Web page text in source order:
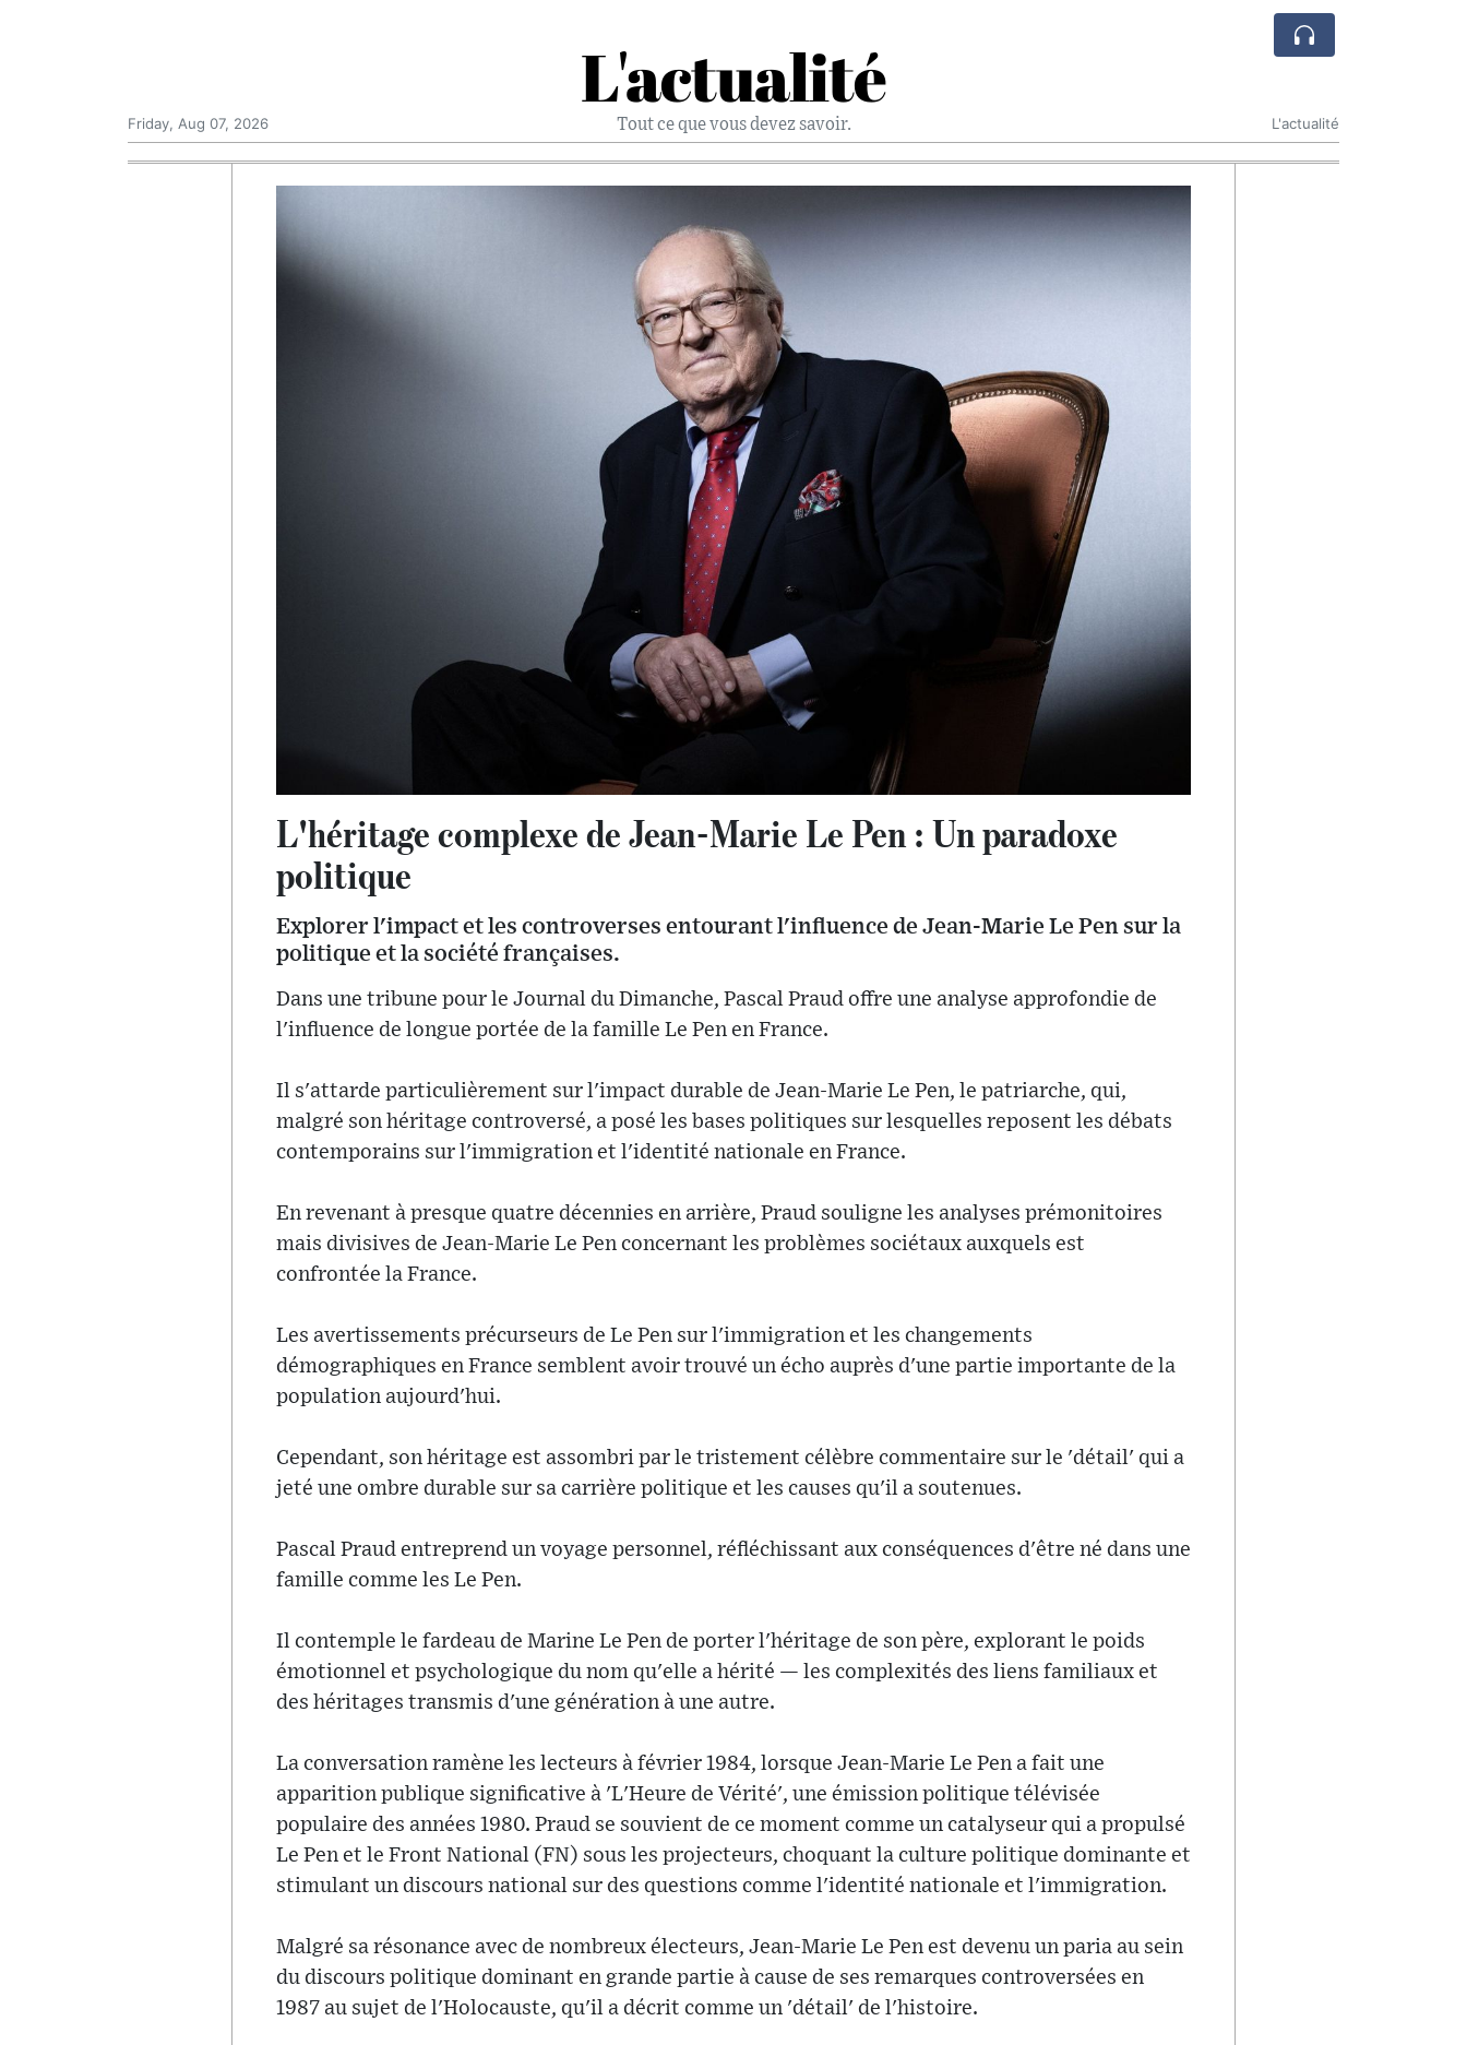
L'actualité
Tout ce que vous devez savoir.
Friday, Aug 07, 2026 L'actualité
L'héritage complexe de Jean-Marie Le Pen : Un paradoxe
politique
Explorer l'impact et les controverses entourant l'influence de Jean-Marie Le Pen sur la
politique et la société françaises.
Dans une tribune pour le Journal du Dimanche, Pascal Praud offre une analyse approfondie de
l'influence de longue portée de la famille Le Pen en France.
Il s'attarde particulièrement sur l'impact durable de Jean-Marie Le Pen, le patriarche, qui,
malgré son héritage controversé, a posé les bases politiques sur lesquelles reposent les débats
contemporains sur l'immigration et l'identité nationale en France.
En revenant à presque quatre décennies en arrière, Praud souligne les analyses prémonitoires
mais divisives de Jean-Marie Le Pen concernant les problèmes sociétaux auxquels est
confrontée la France.
Les avertissements précurseurs de Le Pen sur l'immigration et les changements
démographiques en France semblent avoir trouvé un écho auprès d'une partie importante de la
population aujourd'hui.
Cependant, son héritage est assombri par le tristement célèbre commentaire sur le 'détail' qui a
jeté une ombre durable sur sa carrière politique et les causes qu'il a soutenues.
Pascal Praud entreprend un voyage personnel, réfléchissant aux conséquences d'être né dans une
famille comme les Le Pen.
Il contemple le fardeau de Marine Le Pen de porter l'héritage de son père, explorant le poids
émotionnel et psychologique du nom qu'elle a hérité — les complexités des liens familiaux et
des héritages transmis d'une génération à une autre.
La conversation ramène les lecteurs à février 1984, lorsque Jean-Marie Le Pen a fait une
apparition publique significative à 'L'Heure de Vérité', une émission politique télévisée
populaire des années 1980. Praud se souvient de ce moment comme un catalyseur qui a propulsé
Le Pen et le Front National (FN) sous les projecteurs, choquant la culture politique dominante et
stimulant un discours national sur des questions comme l'identité nationale et l'immigration.
Malgré sa résonance avec de nombreux électeurs, Jean-Marie Le Pen est devenu un paria au sein
du discours politique dominant en grande partie à cause de ses remarques controversées en
1987 au sujet de l'Holocauste, qu'il a décrit comme un 'détail' de l'histoire.